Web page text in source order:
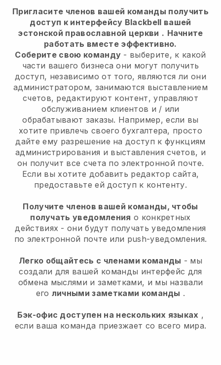
Пригласите членов вашей команды получить
доступ к интерфейсу Blackbell вашей
эстонской православной церкви . Начните
работать вместе эффективно.
Соберите свою команду - выберите, к какой
части вашего бизнеса они могут получить
доступ, независимо от того, являются ли они
администратором, занимаются выставлением
счетов, редактируют контент, управляют
обслуживанием клиентов и / или
обрабатывают заказы. Например, если вы
хотите привлечь своего бухгалтера, просто
дайте ему разрешение на доступ к функциям
администрирования и выставления счетов, и
он получит все счета по электронной почте.
Если вы хотите добавить редактор сайта,
предоставьте ей доступ к контенту.
Получите членов вашей команды, чтобы
получать уведомления о конкретных
действиях - они будут получать уведомления
по электронной почте или push-уведомления.
Легко общайтесь с членами команды - мы
создали для вашей команды интерфейс для
обмена мыслями и заметками, и мы назвали
его личными заметками команды .
Бэк-офис доступен на нескольких языках ,
если ваша команда приезжает со всего мира.